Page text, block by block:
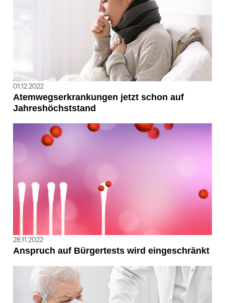
01.12.2022
Atemwegserkrankungen jetzt schon auf
Jahreshöchststand
28.11.2022
Anspruch auf Bürgertests wird eingeschränkt